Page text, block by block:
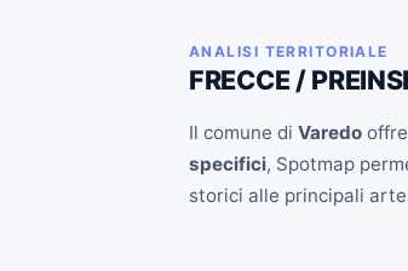
ANALISI TERRITORIALE
FRECCE /
Il comune di Varedo
specifici, Spotmap
storici alle principali